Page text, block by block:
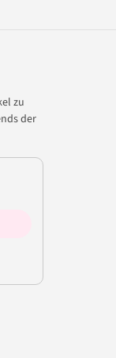
zu
der